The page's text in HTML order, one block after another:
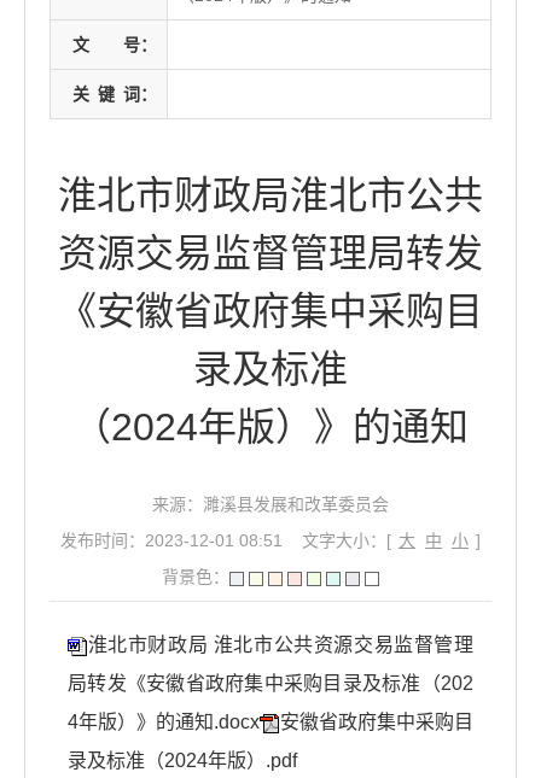
文 号：
关 键 词：
淮北市财政局淮北市公共
资源交易监督管理局转发
《安徽省政府集中采购目
录及标准
（2024年版）》的通知
来源：濉溪县发展和改革委员会
发布时间：2023-12-01 08:51
文字大小：[ 大 中 小 ]
背景色：
淮北市财政局 淮北市公共资源交易监督管理
局转发《安徽省政府集中采购目录及标准（202
4年版）》的通知.docx
安徽省政府集中采购目
录及标准（2024年版）.pdf